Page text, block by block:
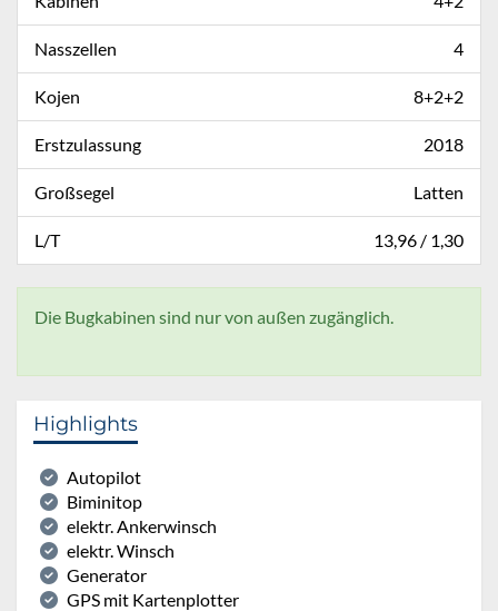
Nasszellen 4
Kojen 8+2+2
Erstzulassung 2018
Großsegel Latten
L/T 13,96 / 1,30
Die Bugkabinen sind nur von außen zugänglich.
Highlights
Autopilot
Biminitop
elektr. Ankerwinsch
elektr. Winsch
Generator
GPS mit Kartenplotter